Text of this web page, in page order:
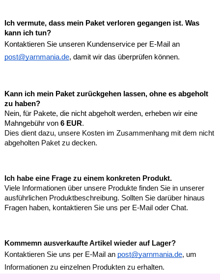
Ich vermute, dass mein Paket verloren gegangen ist. Was
kann ich tun?
Kontaktieren Sie unseren Kundenservice per E-Mail an
post@yarnmania.de, damit wir das überprüfen können.
Kann ich mein Paket zurückgehen lassen, ohne es abgeholt
zu haben?
Nein, für Pakete, die nicht abgeholt werden, erheben wir eine
Mahngebühr von 6 EUR.
Dies dient dazu, unsere Kosten im Zusammenhang mit dem nicht
abgeholten Paket zu decken.
Ich habe eine Frage zu einem konkreten Produkt.
Viele Informationen über unsere Produkte finden Sie in unserer
ausführlichen Produktbeschreibung. Sollten Sie darüber hinaus
Fragen haben, kontaktieren Sie uns per E-Mail oder Chat.
Kommemn ausverkaufte Artikel wieder auf Lager?
Kontaktieren Sie uns per E-Mail an post@yarnmania.de, um
Informationen zu einzelnen Produkten zu erhalten.